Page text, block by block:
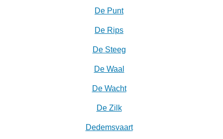
De Punt
De Rips
De Steeg
De Waal
De Wacht
De Zilk
Dedemsvaart